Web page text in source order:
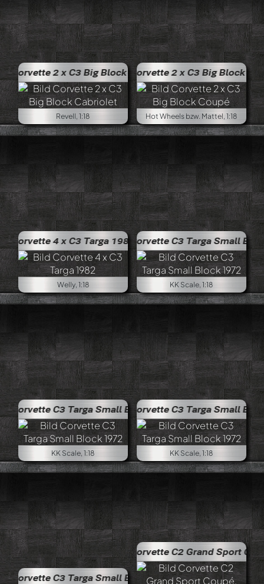
Big Block Cabriolet
Revell, 1:18
Corvette 2 x C3 Big Block Coupé
Hot Wheels bzw. Mattel, 1:18
Targa 1982
Welly, 1:18
Corvette C3 Targa Small Block 1972
KK Scale, 1:18
Small Block 1972
KK Scale, 1:18
Corvette C3 Targa Small Block 1972
KK Scale, 1:18
Small Block 1972
Corvette C2 Grand Sport Coupé, Winner